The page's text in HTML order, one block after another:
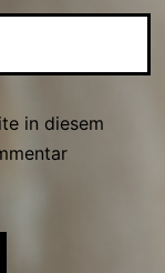
in diesem